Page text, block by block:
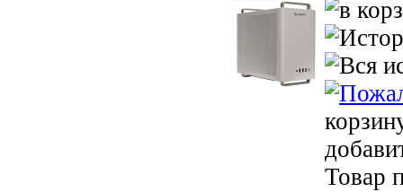
Товар